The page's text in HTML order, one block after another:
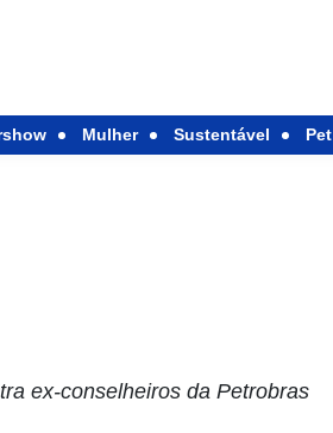
Mulher Sustentável Pet
ex-conselheiros da Petrobras